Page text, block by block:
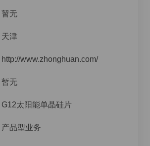
暂无
天津
http://www.zhonghuan.com/
暂无
G12太阳能单晶硅片
产品型业务